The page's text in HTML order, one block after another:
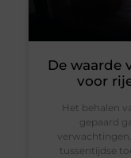
De waarde
voor
Het behalen
gepaard
tussentijdse